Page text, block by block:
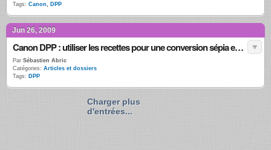
Tags: Canon, DPP
Jun 26, 2009
Canon DPP : utiliser les recettes pour une conversion sépia experte
Par Sébastien Abric
Catégories: Articles et dossiers
Tags: DPP
Charger plus
d'entrées...